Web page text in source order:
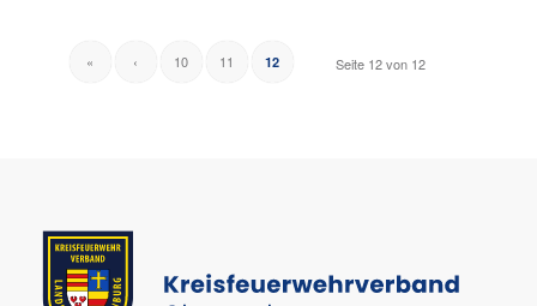
Seite 12 von 12
« ‹ 10 11 12